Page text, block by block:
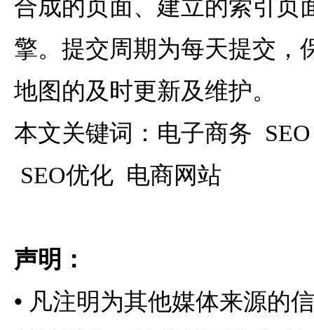
合成的页面、建立的索引页
擎。提交周期为每天提交，
地图的及时更新及维护。
本文关键词：电子商务
SEO优化 电商网站
声明：
• 凡注明为其他媒体来源的